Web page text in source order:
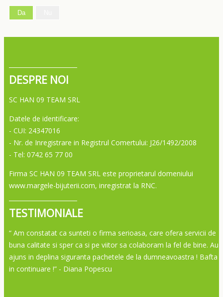
Da
DESPRE NOI
SC HAN 09 TEAM SRL
Datele de identificare:
- CUI: 24347016
- Nr. de Inregistrare in Registrul Comertului: J26/1492/2008
- Tel: 0742 65 77 00
Firma SC HAN 09 TEAM SRL este proprietarul domeniului
www.margele-bijuterii.com, inregistrat la RNC.
TESTIMONIALE
“ Am constatat ca sunteti o firma serioasa, care ofera servicii de
buna calitate si sper ca si pe viitor sa colaboram la fel de bine. Au
ajuns in deplina siguranta pachetele de la dumneavoastra ! Bafta
in continuare !” - Diana Popescu